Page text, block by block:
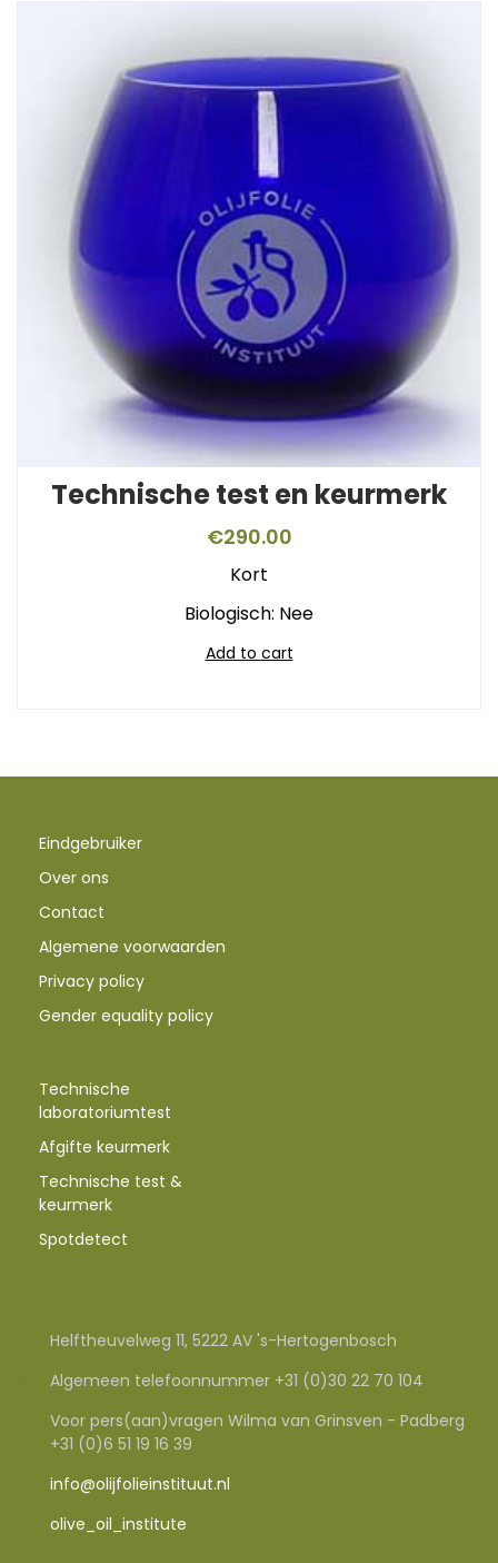
Technische test en keurmerk
€290.00
Kort
Biologisch: Nee
Add to cart
Eindgebruiker
Over ons
Contact
Algemene voorwaarden
Privacy policy
Gender equality policy
Technische
laboratoriumtest
Afgifte keurmerk
Technische test &
keurmerk
Spotdetect
Helftheuvelweg 11, 5222 AV 's-Hertogenbosch
Algemeen telefoonnummer +31 (0)30 22 70 104
Voor pers(aan)vragen Wilma van Grinsven - Padberg
+31 (0)6 51 19 16 39
info@olijfolieinstituut.nl
olive_oil_institute